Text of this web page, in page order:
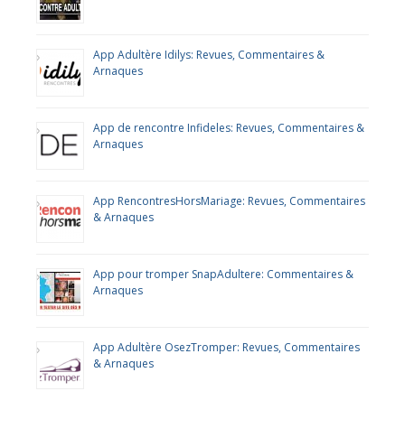
App Adultère Idilys: Revues, Commentaires &
Arnaques
App de rencontre Infideles: Revues, Commentaires &
Arnaques
App RencontresHorsMariage: Revues, Commentaires
& Arnaques
App pour tromper SnapAdultere: Commentaires &
Arnaques
App Adultère OsezTromper: Revues, Commentaires
& Arnaques